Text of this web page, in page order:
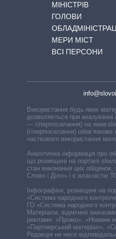
МІНІСТРІВ
ГОЛОВИ
МЕРИ МІСТ
ВСІ ПЕРСОНИ
Використання будь-яких
дозволяється при вказуванні
— гіперпосилання) на
(гіперпосилання)
часткового використання
Аналітична інформація про
що розміщені на порталі
стан виконання цих
Слово і Діло» і є власністю
Інфографіки, розміщені на
«Система народного
ГО «Система народного
Матеріали, відмічені
реклами: «Промо», «Новини
«Партнерський матеріал»,
Редакція не несе